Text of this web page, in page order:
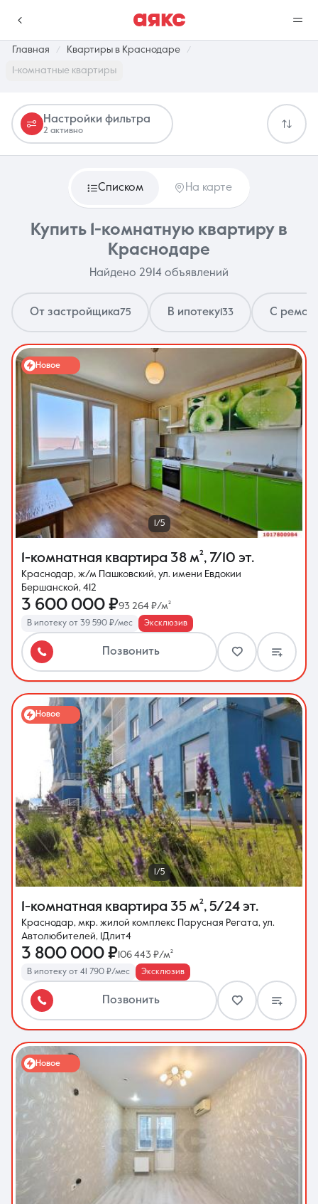
Избранное
0 объявлений 0 объявлений
Недвижимость Услуги
О компании Контакты
8 (861) 297-00-00
Ежедневно с 08:30 до 20:00
Главная Квартиры в Краснодаре
1-комнатные квартиры
Настройки фильтра
2 активно
Списком На карте
Купить 1-комнатную квартиру в
Краснодаре
Найдено 2914 объявлений
От застройщика75 В ипотеку133 С
1/5
1-комнатная квартира 38 м², 7/10 эт.
Краснодар, ж/м Пашковский, ул. имени Евдокии
Бершанской, 412
3 600 000 ₽93 264 ₽/м²
В ипотеку от 39 590 ₽/мес Эксклюзив
Позвонить
Новое
1/5
1-комнатная квартира 35 м², 5/24 эт.
Краснодар, мкр. жилой комплекс Парусная Регата, ул.
Автолюбителей, 1Длит4
3 800 000 ₽ 106 443 ₽/м²
В ипотеку от 41 790 ₽/мес Эксклюзив
Позвонить
Новое
Новое